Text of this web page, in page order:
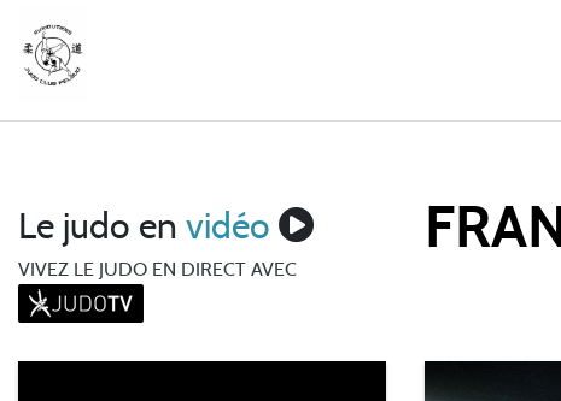
Le judo en vidéo
VIVEZ LE JUDO EN DIRECT AVEC